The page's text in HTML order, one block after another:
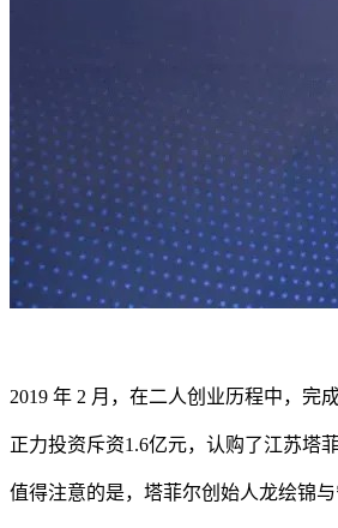
2019 年 2 月，在二人创业历程中，完
正力投资斥资1.6亿元，认购了江苏塔
值得注意的是，塔菲尔创始人龙绘锦